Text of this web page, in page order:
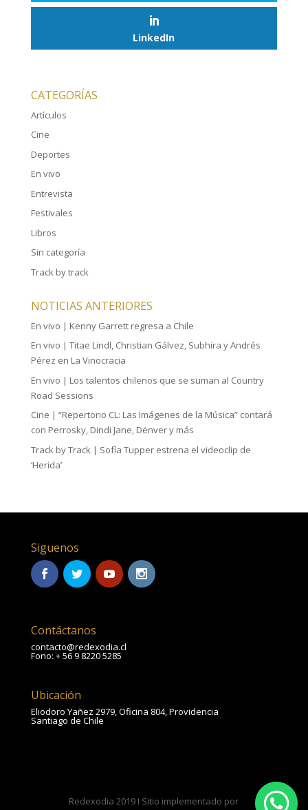
LinkedIn
CATEGORÍAS
Artículos
Cine
Deportes
En vivo
Entrevista
Festivales
Libros
Sin categoría
Track by track
NOTICIAS ANTERIORES
En vivo | Kenny Garrett regresa a Chile
En vivo | Titae Lindl, Christian Gálvez, Subhira y Andrés
Pérez en La Vinocracia
En vivo | Los talentos chilenos que se suman al Country
Road Sessions
Cine | “Repertorio CL: Las Imágenes de la Música” contará
con Perrosky, Dindi Jane, Dënver y más
Track by Track | Sofía Tupper estrena el videoclip de
‘Herida’
Siguenos
Contáctanos
contacto@redexodia.cl
Fono: + 56 9 8220 5285
Ubicación
Eliodoro Yañez 2979, Oficina 804, Providencia
Santiago de Chile
Redexodia 2019 I Sitio implementado por